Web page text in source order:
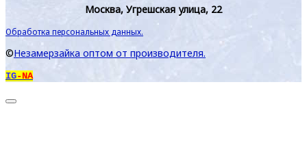
Москва, Угрешская улица, 22
Обработка персональных данных.
©Незамерзайка оптом от производителя.
IG-NA